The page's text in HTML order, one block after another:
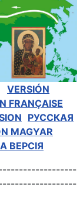
VERSIÓN
FRANÇAISE
РУССКАЯ
MAGYAR
ВЕРСІЯ